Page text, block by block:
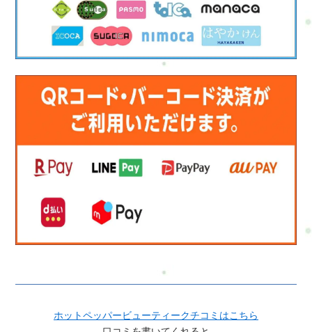
ホットペッパービューティークチコミはこちら